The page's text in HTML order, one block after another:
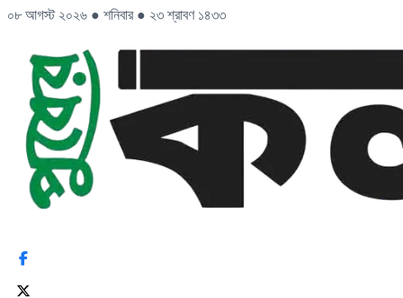
০৮ আগস্ট ২০২৬ ● শনিবার ● ২৩ শ্রাবণ ১৪৩৩